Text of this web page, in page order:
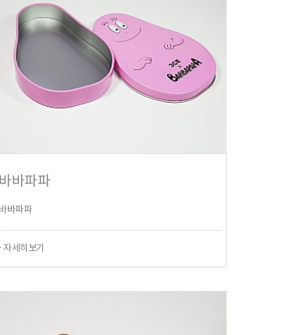
바바파파
바바파파
자세히보기